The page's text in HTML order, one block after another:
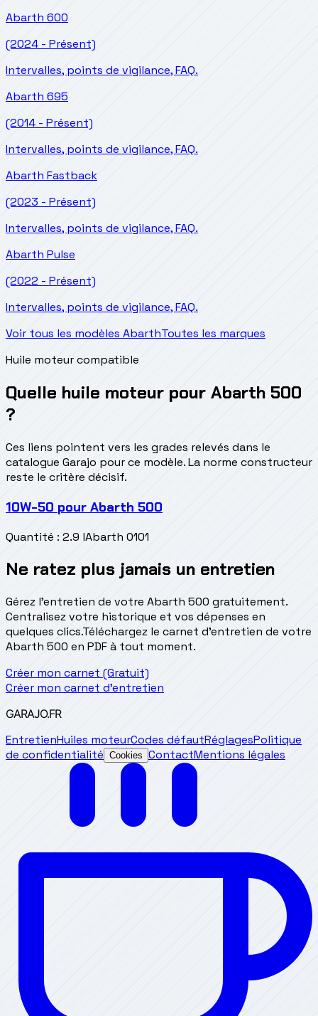
Abarth 600
(2024 - Présent)
Intervalles, points de vigilance, FAQ.
Abarth 695
(2014 - Présent)
Intervalles, points de vigilance, FAQ.
Abarth Fastback
(2023 - Présent)
Intervalles, points de vigilance, FAQ.
Abarth Pulse
(2022 - Présent)
Intervalles, points de vigilance, FAQ.
Voir tous les modèles AbarthToutes les marques
Huile moteur compatible
Quelle huile moteur pour Abarth 500
?
Ces liens pointent vers les grades relevés dans le
catalogue Garajo pour ce modèle. La norme constructeur
reste le critère décisif.
10W-50 pour Abarth 500
Quantité : 2.9 lAbarth 0101
Ne ratez plus jamais un entretien
Gérez l'entretien de votre Abarth 500 gratuitement.
Centralisez votre historique et vos dépenses en
quelques clics.Téléchargez le carnet d'entretien de votre
Abarth 500 en PDF à tout moment.
Créer mon carnet (Gratuit)
Créer mon carnet d'entretien
GARAJO.FR
EntretienHuiles moteurCodes défautRéglagesPolitique
de confidentialité Cookies ContactMentions légales